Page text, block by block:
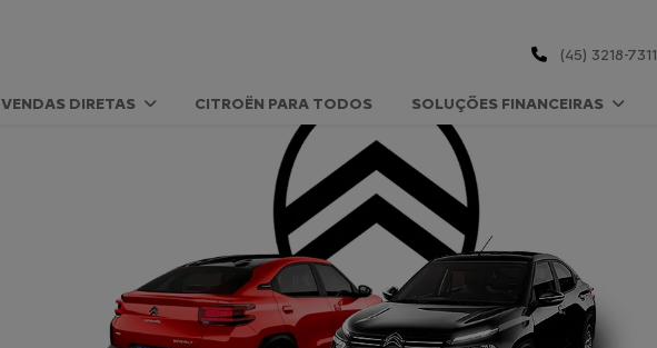
(45) 3218-7311
VENDAS DIRETAS CITROËN PARA TODOS SOLUÇÕES FINANCEIRAS